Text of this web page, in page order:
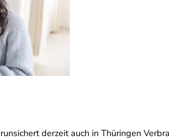
derzeit auch in Thüringen